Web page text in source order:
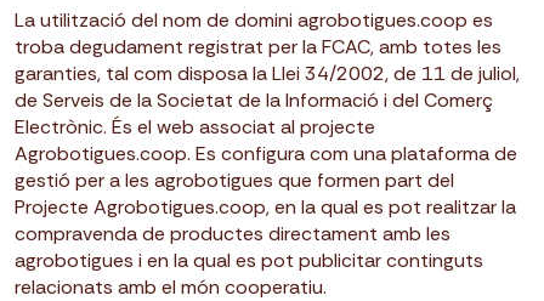
La utilització del nom de domini agrobotigues.coop es
troba degudament registrat per la FCAC, amb totes les
garanties, tal com disposa la Llei 34/2002, de 11 de juliol,
de Serveis de la Societat de la Informació i del Comerç
Electrònic. És el web associat al projecte
Agrobotigues.coop. Es configura com una plataforma de
gestió per a les agrobotigues que formen part del
Projecte Agrobotigues.coop, en la qual es pot realitzar la
compravenda de productes directament amb les
agrobotigues i en la qual es pot publicitar continguts
relacionats amb el món cooperatiu.